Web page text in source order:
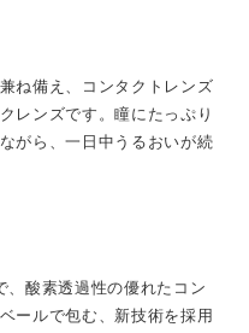
ね備え、コンタクトレンズ
レンズです。瞳にたっぷり
がら、一日中うるおいが続
、酸素透過性の優れたコン
ールで包む、新技術を採用